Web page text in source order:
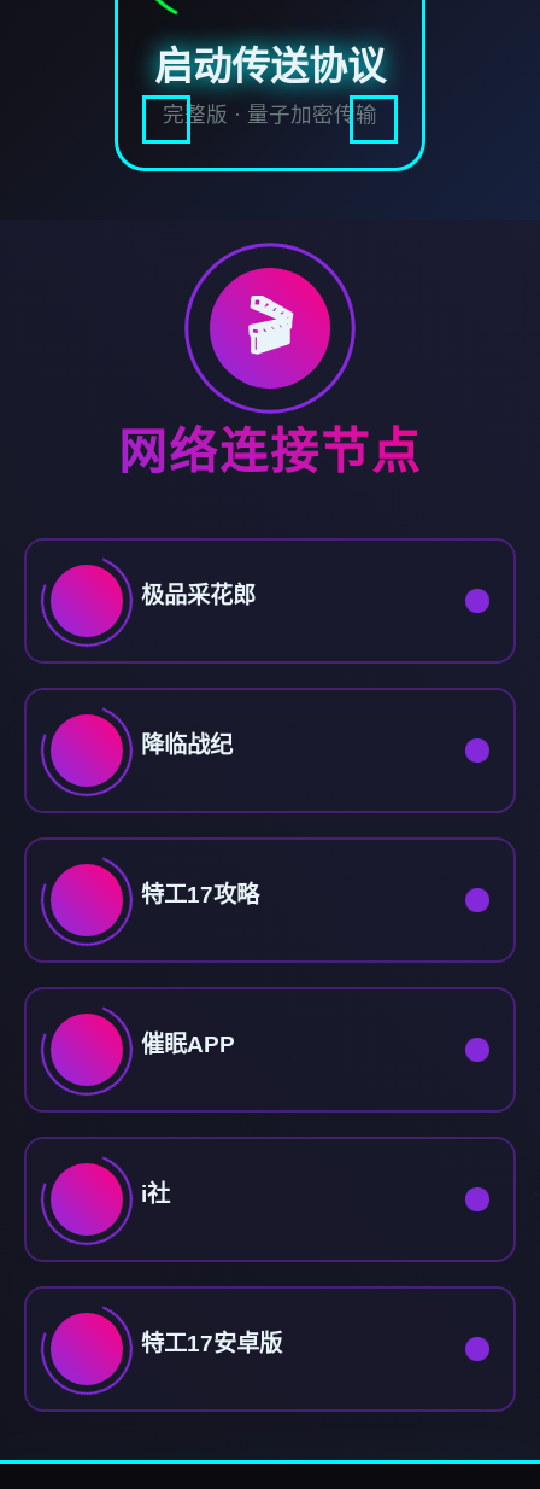
启动传送协议
完整版 · 量子加密传输
🎬
网络连接节点
极品采花郎
降临战纪
特工17攻略
催眠APP
i社
特工17安卓版